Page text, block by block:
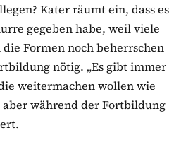
Kater räumt ein, dass es
gegeben habe, weil viele
Formen noch beherrschen
nötig. „Es gibt immer
weitermachen wollen wie
aber während der Fortbildung